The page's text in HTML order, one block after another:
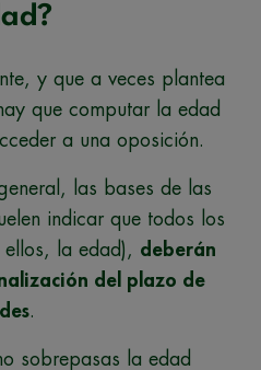
y que a veces plantea
que computar la edad
a una oposición.
las bases de las
indicar que todos los
ellos, la edad), deberán
del plazo de
.
sobrepasas la edad